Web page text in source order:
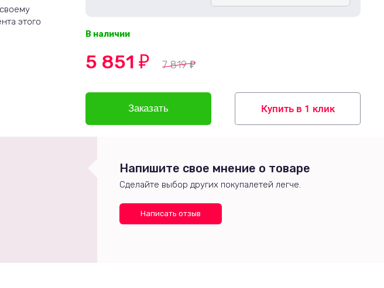
этого
В наличии
5 851 ₽ 7 819₽
Купить в 1 клик
Напишите свое мнение о товаре
Сделайте выбор других покупалетей легче.
Написать отзыв